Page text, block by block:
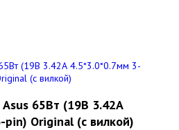
Asus 65Вт (19В 3.42А
Original (с вилкой)